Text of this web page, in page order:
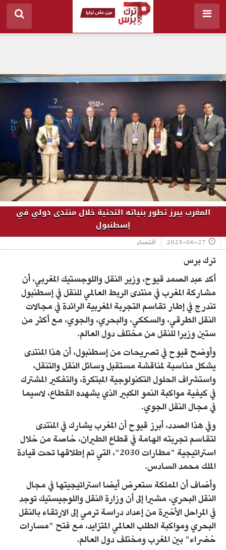
المغرب يبرز تطور بنياته التحتية خلال منتدى دولي في
إسطنبول
2025-06-27 اقتصاد
ترك برس
أكد عبد الصمد قيوح، وزير النقل واللوجستيك المغربي، أن
مشاركة المغرب في منتدى الربط العالمي للنقل في إسطنبول
تندرج في إطار تقاسم التجربة المغربية الرائدة في مجالات
النقل الطرقي، والسككي، والبحري، والجوي، مع أكثر من
ستين وزيرا للنقل من مختلف دول العالم.
وأوضح قيوح في تصريحات من إسطنبول، أن هذا المنتدى
يشكل مناسبة لمناقشة مستقبل وسائل النقل والتنقل،
واستشراف الحلول التكنولوجية المبتكرة، والتفكير المشترك
في كيفية مواكبة النمو الكبير الذي يشهده القطاع، لاسيما
في مجال النقل الجوي.
وفي هذا الصدد، أبرز قيوح أن المغرب يشارك في المنتدى
لتقاسم تجربته الهامة في قطاع الطيران، خاصة من خلال
استراتيجية "مطارات 2030"، التي تم إطلاقها تحت قيادة
الملك محمد السادس.
وأضاف أن المملكة ستعرض أيضا استراتيجيتها في مجال
النقل البحري، مشيرا إلى أن وزارة النقل واللوجيستيك توجد
في المراحل الأخيرة من إعداد دراسة ترمي إلى الارتقاء بالنقل
البحري ومواكبة الطلب العالمي المتزايد، مع فتح "مسارات
خضراء" بين المغرب ومختلف دول العالم.